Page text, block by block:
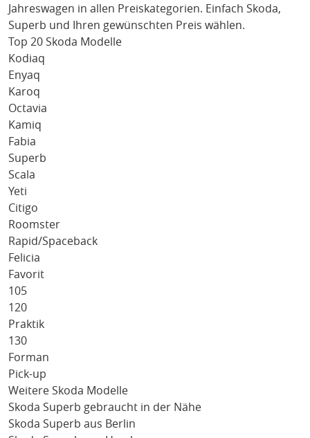
Jahreswagen in allen Preiskategorien. Einfach Skoda,
Superb und Ihren gewünschten Preis wählen.
Top 20 Skoda Modelle
Kodiaq
Enyaq
Karoq
Octavia
Kamiq
Fabia
Superb
Scala
Yeti
Citigo
Roomster
Rapid/Spaceback
Felicia
Favorit
105
120
Praktik
130
Forman
Pick-up
Weitere Skoda Modelle
Skoda Superb gebraucht in der Nähe
Skoda Superb aus Berlin